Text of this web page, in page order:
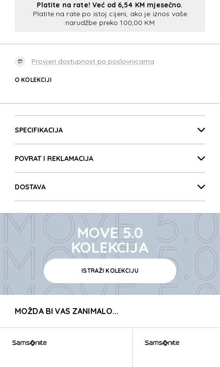
Platite na rate! Već od 6,54 KM mjesečno.
Platite na rate po istoj cijeni, ako je iznos vaše
narudžbe preko 100,00 KM
Provjeri dostupnost po poslovnicama
O KOLEKCIJI
SPECIFIKACIJA
POVRAT I REKLAMACIJA
DOSTAVA
MOVE 5.0
MOVE 5.0
MOVE 5.0
MOVE 5.0
MOVE 5.0
MOVE 5.0
MOVE 5.0
MOVE 5.0
KOLEKCIJA
ISTRAŽI KOLEKCIJU
MOŽDA BI VAS ZANIMALO...